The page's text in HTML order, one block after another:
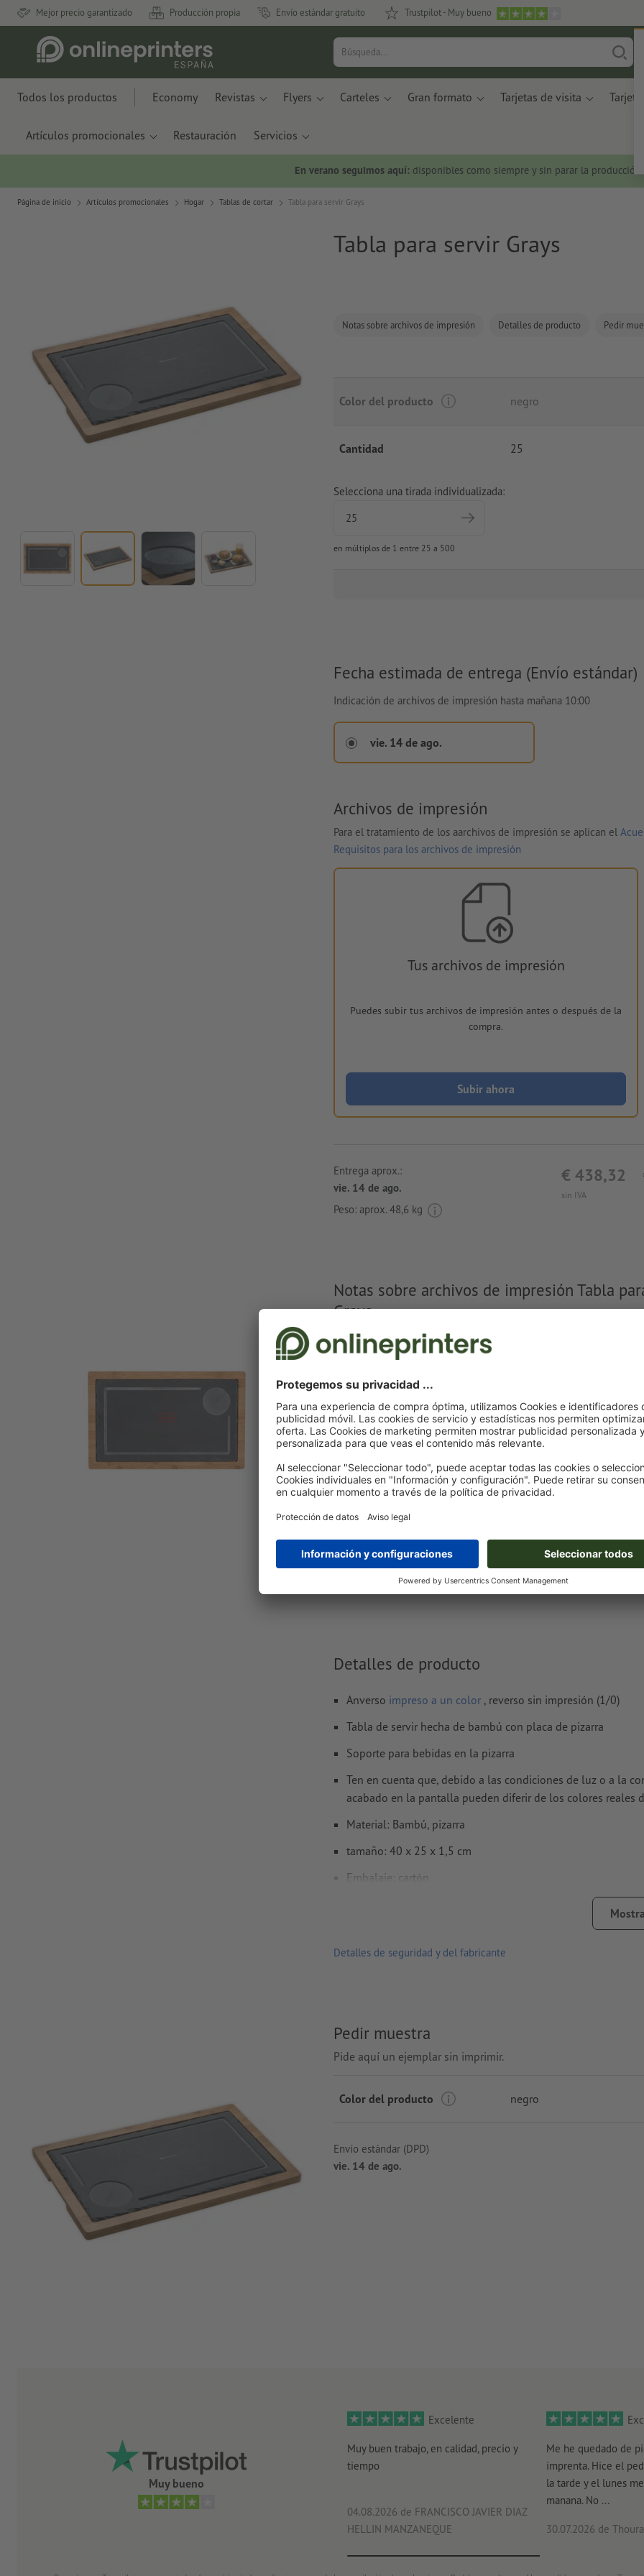
Mejor precio garantizado Producción propia Envío estándar gratuito Trustpilot - Muy bueno
Todos los productos Economy Revistas Flyers Carteles Gran formato Tarjetas de visita Tarjetas
Artículos promocionales Restauración Servicios
En verano seguimos aquí: disponibles como siempre y sin parar la producción.
Página de inicio Artículos promocionales Hogar Tablas de cortar Tabla para servir Grays
Tabla para servir Grays
Notas sobre archivos de impresión Detalles de producto Pedir
Color del producto negro
Cantidad 25
Selecciona una tirada individualizada:
en múltiplos de 1 entre 25 a 500
Fecha estimada de entrega (Envío estándar)
Indicación de archivos de impresión hasta mañana 10:00
vie. 14 de ago.
Archivos de impresión
Para el tratamiento de los aarchivos de impresión se aplican el
Requisitos para los archivos de impresión
Tus archivos de impresión
Puedes subir tus archivos de impresión antes o después de la
compra.
Subir ahora
sin IVA
€ 438,32
Entrega aprox.:
vie. 14 de ago.
Peso: aprox. 48,6 kg
Notas sobre archivos de impresión Tabla
Grays
Formato de datos : 4 x 2 cm
Crea otro campo de color y asígnale al
correspondiente.
denominación del campo del color: «Laser»
tipo de color: color sólido
valor de color: a elección
Nota: esta «tinta» solo se usa con fines de fabricación, no
El archivo PDF listo para imprimir solo puede contener
son aptas las imágenes y plantillas con extensión JPEG o
Mostrar más
Detalles de producto
Anverso impreso a un color , reverso sin impresión (1/0)
Tabla de servir hecha de bambú con placa de pizarra
Soporte para bebidas en la pizarra
Ten en cuenta que, debido a las condiciones de luz o a la
acabado en la pantalla pueden diferir de los colores reales
Material: Bambú, pizarra
tamaño: 40 x 25 x 1,5 cm
Embalaje: cartón
Detalles de seguridad y del fabricante
Pedir muestra
Pide aquí un ejemplar sin imprimir.
Color del producto negro
Envío estándar (DPD)
vie. 14 de ago.
Muy bueno
Excelente
Muy buen trabajo, en calidad, precio y
tiempo
04.08.2026 de FRANCISCO JAVIER DIAZ
HELLIN MANZANEQUE
Me he quedado de
imprenta. Hice el
la tarde y el lunes
manana. No ...
30.07.2026 de